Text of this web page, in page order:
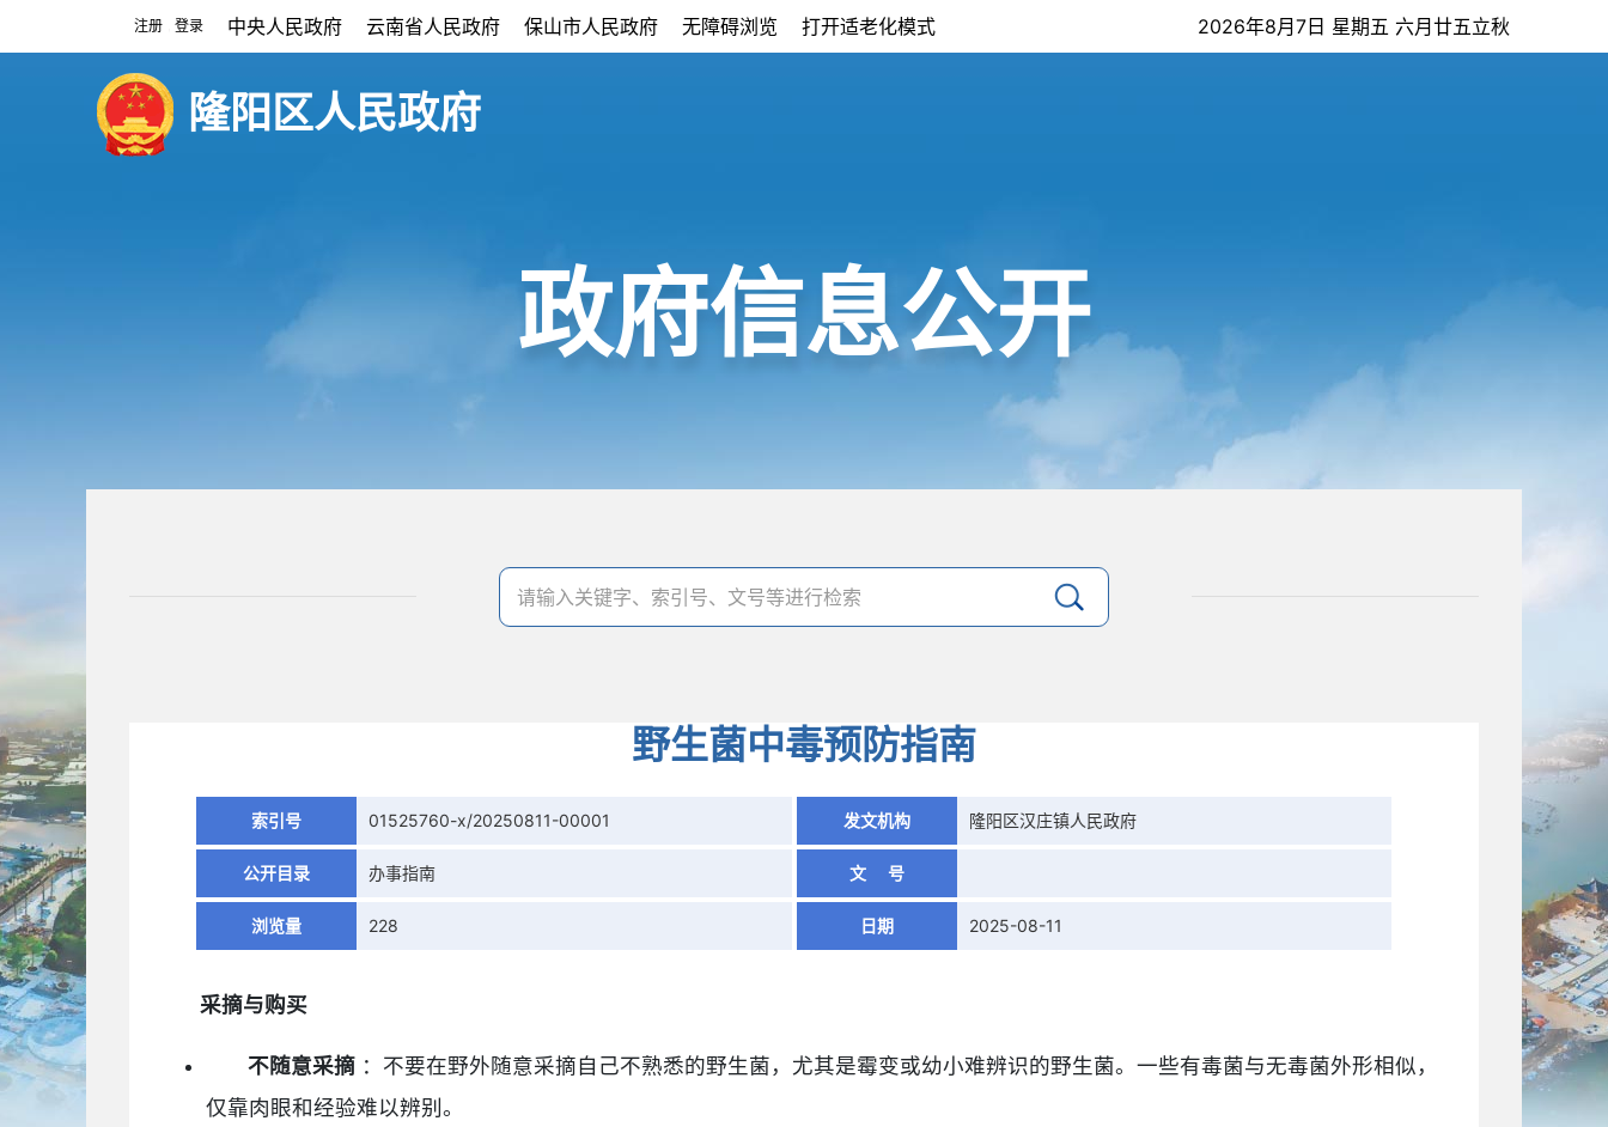
注册 登录 中央人民政府 云南省人民政府 保山市人民政府 无障碍浏览 打开适老化模式 2026年8月7日 星期五 六月廿五立秋
隆阳区人民政府
政府信息公开
野生菌中毒预防指南
索引号 01525760-x/20250811-00001 发文机构 隆阳区汉庄镇人民政府
公开目录 办事指南 文 号
浏览量 228 日期 2025-08-11
采摘与购买
不随意采摘 ：不要在野外随意采摘自己不熟悉的野生菌，尤其是霉变或幼小难辨识的野生菌。一些有毒菌与无毒菌外形相似，
仅靠肉眼和经验难以辨别。